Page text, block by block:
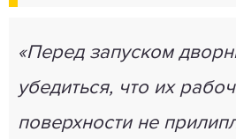
«Перед запуском
убедиться, что их
поверхности не